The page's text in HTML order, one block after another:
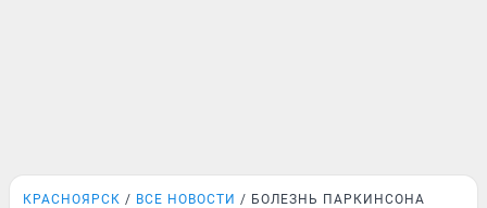
КРАСНОЯРСК ВСЕ НОВОСТИ БОЛЕЗНЬ ПАРКИНСОНА